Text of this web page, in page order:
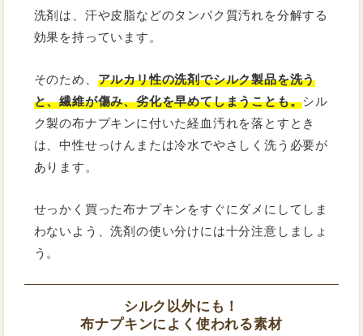
洗剤は、汗や皮脂などのタンパク質汚れを分解する
効果を持っています。
そのため、 アルカリ性の洗剤でシルク製品を洗う
と、繊維が傷み、劣化を早めてしまうことも。シル
ク製の布ナプキンに付いた経血汚れを落とすとき
は、中性せっけんまたは冷水でやさしく洗う必要が
あります。
せっかく買った布ナプキンをすぐにダメにしてしま
わないよう、洗剤の使い分けには十分注意しましょ
う。
シルク以外にも！
布ナプキンによく使われる素材